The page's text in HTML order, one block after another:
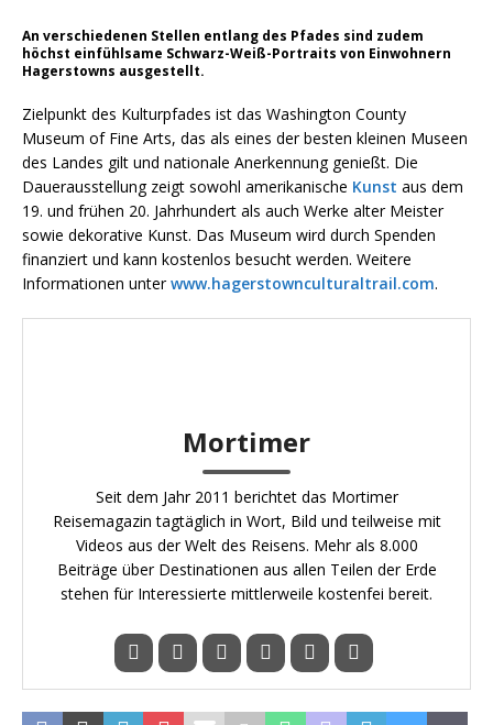
An verschiedenen Stellen entlang des Pfades sind zudem
höchst einfühlsame Schwarz-Weiß-Portraits von Einwohnern
Hagerstowns ausgestellt.
Zielpunkt des Kulturpfades ist das Washington County
Museum of Fine Arts, das als eines der besten kleinen Museen
des Landes gilt und nationale Anerkennung genießt. Die
Dauerausstellung zeigt sowohl amerikanische Kunst aus dem
19. und frühen 20. Jahrhundert als auch Werke alter Meister
sowie dekorative Kunst. Das Museum wird durch Spenden
finanziert und kann kostenlos besucht werden. Weitere
Informationen unterwww.hagerstownculturaltrail.com.
Mortimer
Seit dem Jahr 2011 berichtet das Mortimer
Reisemagazin tagtäglich in Wort, Bild und teilweise mit
Videos aus der Welt des Reisens. Mehr als 8.000
Beiträge über Destinationen aus allen Teilen der Erde
stehen für Interessierte mittlerweile kostenfei bereit.